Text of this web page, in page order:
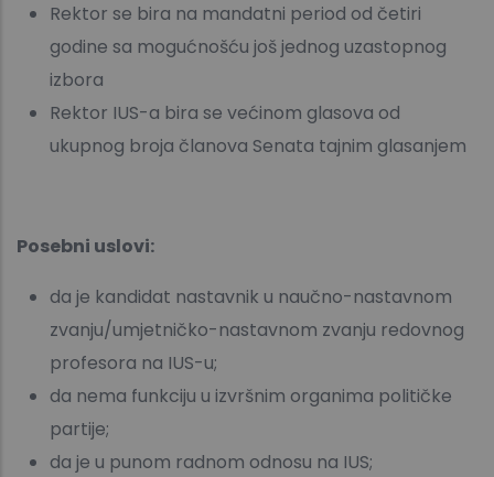
Rektor se bira na mandatni period od četiri
godine sa mogućnošću još jednog uzastopnog
izbora
Rektor IUS-a bira se većinom glasova od
ukupnog broja članova Senata tajnim glasanjem
Posebni uslovi:
da je kandidat nastavnik u naučno-nastavnom
zvanju/umjetničko-nastavnom zvanju redovnog
profesora na IUS-u;
da nema funkciju u izvršnim organima političke
partije;
da je u punom radnom odnosu na IUS;